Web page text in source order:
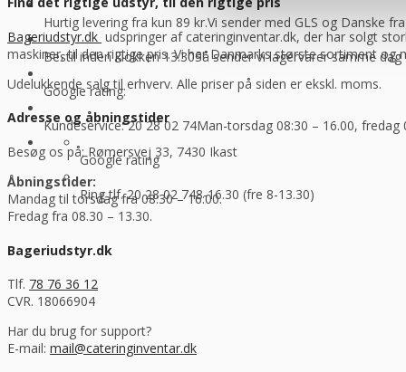
Hurtig levering fra kun 89 kr.Vi sender med GLS og Danske
Bestil inden klokken 13.30Så sender vi lagervarer samme dag
Google rating:
Kundeservice: 20 28 02 74Man-torsdag 08:30 – 16.00, fredag
Google rating
Ring tlf. 20 28 02 748-16.30 (fre 8-13.30)
Bageriudstyr.dk udspringer af cateringinventar.dk, der har solgt
maskiner, til den rigtige pris. Vi har Danmarks største sortiment
Udelukkende salg til erhverv. Alle priser på siden er ekskl. moms.
Adresse og åbningstider
Besøg os på: Rømersvej 33, 7430 Ikast
Åbningstider:
Mandag til torsdag fra 08:30 – 16:00.
Fredag fra 08.30 – 13.30.
Bageriudstyr.dk
Tlf. 78 76 36 12
CVR. 18066904
Har du brug for support?
E-mail: mail@cateringinventar.dk